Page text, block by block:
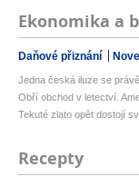
Ekonomika a
Daňové přiznání
Jedna česká iluze se
Obří obchod v letectví.
Tekuté zlato opět dostojí
Recepty